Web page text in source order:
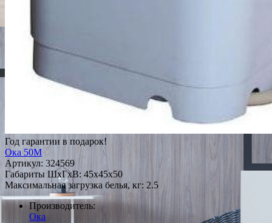
Год гарантии в подарок!
Ока 50М
Артикул: 324569
Габариты ШxГxВ: 45x45x50
Максимальная загрузка белья, кг: 2.5
Производитель:
Ока